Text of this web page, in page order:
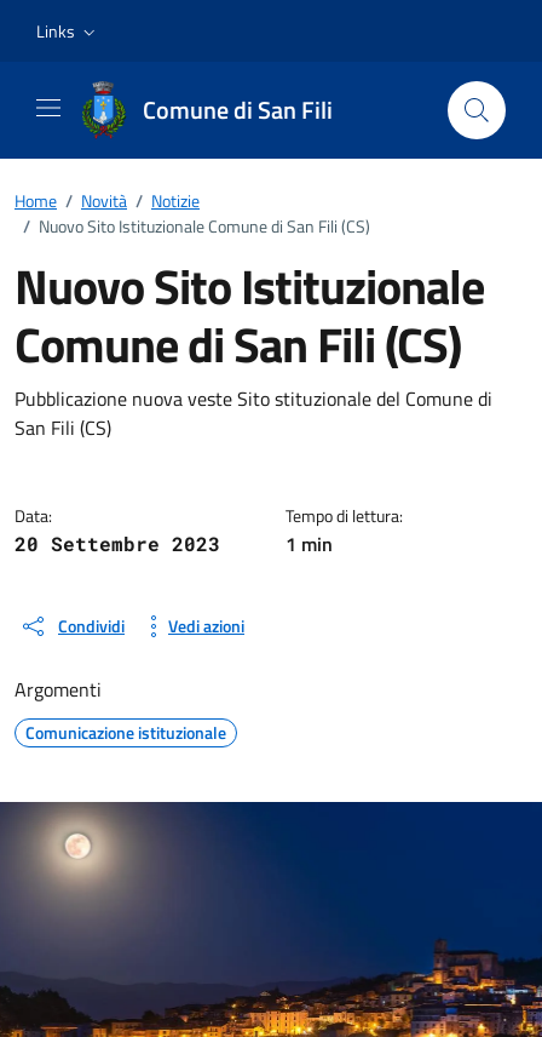
Links
Comune di San Fili
Home / Novità / Notizie
/ Nuovo Sito Istituzionale Comune di San Fili (CS)
Nuovo Sito Istituzionale
Comune di San Fili (CS)
Dettagli della notizia
Pubblicazione nuova veste Sito stituzionale del Comune di
San Fili (CS)
Data:
20 Settembre 2023
Tempo di lettura:
1 min
Condividi Vedi azioni
Argomenti
Comunicazione istituzionale